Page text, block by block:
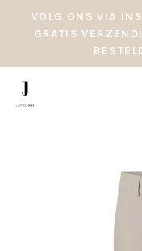
VOLG ONS VIA
GRATIS